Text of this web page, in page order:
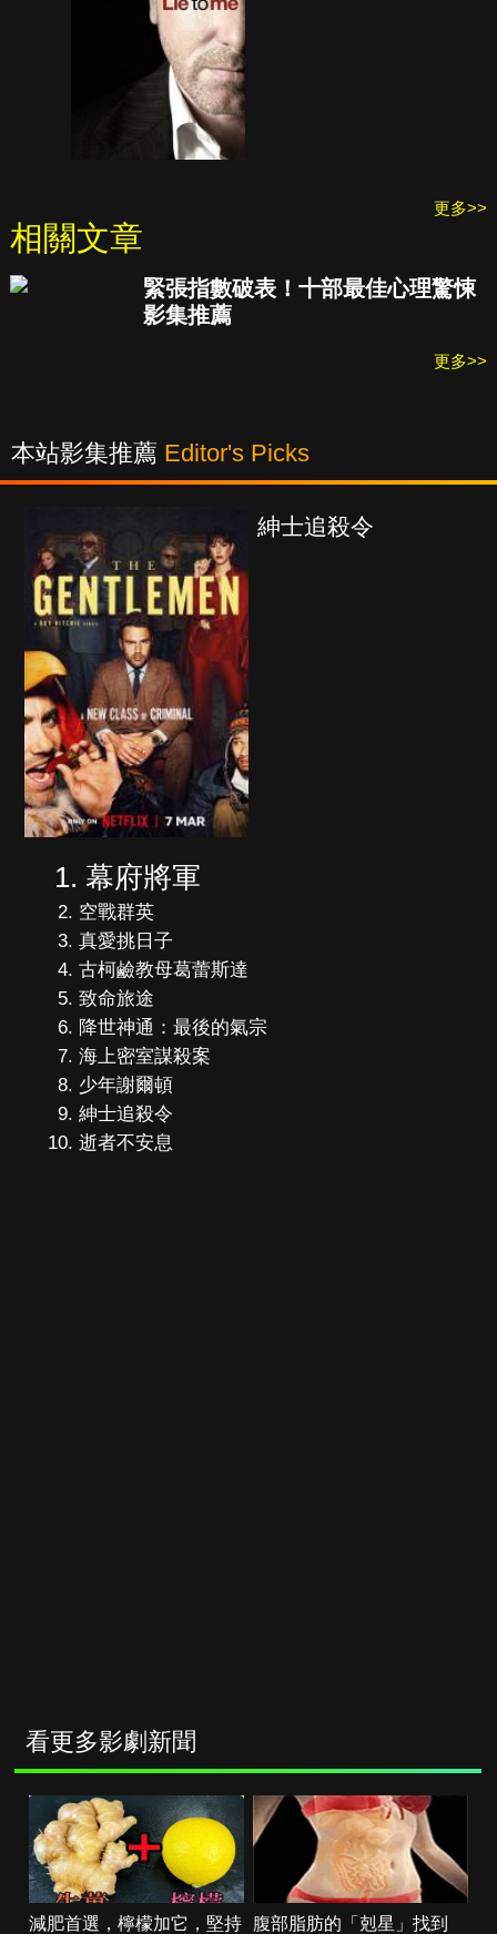
更多>>
相關文章
緊張指數破表！十部最佳心理驚悚
影集推薦
更多>>
本站影集推薦 Editor's Picks
紳士追殺令
幕府將軍
空戰群英
真愛挑日子
古柯鹼教母葛蕾斯達
致命旅途
降世神通：最後的氣宗
海上密室謀殺案
少年謝爾頓
紳士追殺令
逝者不安息
看更多影劇新聞
減肥首選，檸檬加它，堅持
腹部脂肪的「剋星」找到